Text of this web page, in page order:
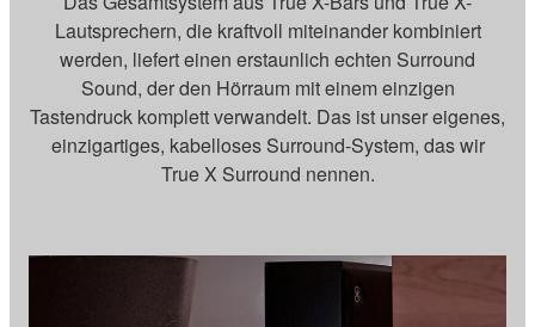
Lautsprechern, die kraftvoll miteinander kombiniert
werden, liefert einen erstaunlich echten Surround
Sound, der den Hörraum mit einem einzigen
Tastendruck komplett verwandelt. Das ist unser eigenes,
einzigartiges, kabelloses Surround-System, das wir
True X Surround nennen.